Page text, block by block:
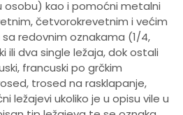
osobu) kao i pomoćni metalni
četvorokrevetnim i većim
redovnim oznakama (1/4,
ili dva single ležaja, dok ostali
francuski po grčkim
trosed na rasklapanje,
ležajevi ukoliko je u opisu vile u